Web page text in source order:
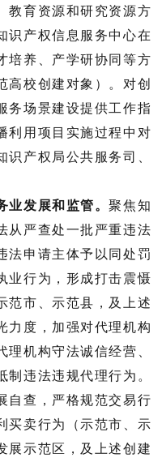
教育资源和研究资源方
识产权信息服务中心在
培养、产学研协同等方
高校创建对象 ）。对创
务场景建设提供工作指
利用项目实施过程中对
识产权局公共服务司、
业发展和监管。聚焦知
从严查处一批严重违法
法申请主体予以同处罚
业行为，形成打击震慑
范市、示范县，及上述
力度，加强对代理机构
理机构守法诚信经营、
违法违规代理行为。
自查，严格规范交易行
买卖行为（示范市、示
展示范区，及上述创建